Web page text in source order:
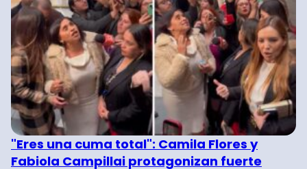
"Eres una cuma total": Camila Flores y
Fabiola Campillai protagonizan fuerte